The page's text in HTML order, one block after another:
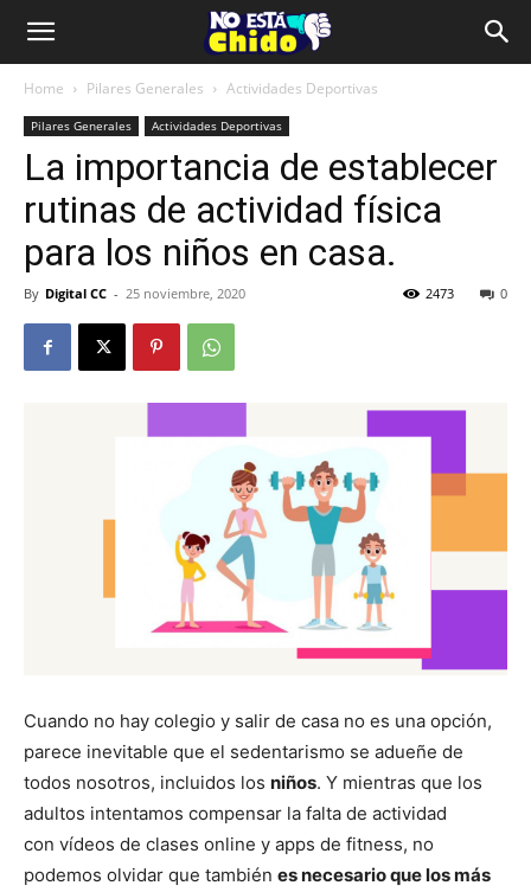
Home Pilares Generales Actividades Deportivas
Pilares Generales Actividades Deportivas
La importancia de establecer
rutinas de actividad física
para los niños en casa.
By Digital CC - 25 noviembre, 2020 0
2473
Cuando no hay colegio y salir de casa no es una opción,
parece inevitable que el sedentarismo se adueñe de
todos nosotros, incluidos los niños. Y mientras que los
adultos intentamos compensar la falta de actividad
con vídeos de clases online y apps de fitness, no
podemos olvidar que también es necesario que los más